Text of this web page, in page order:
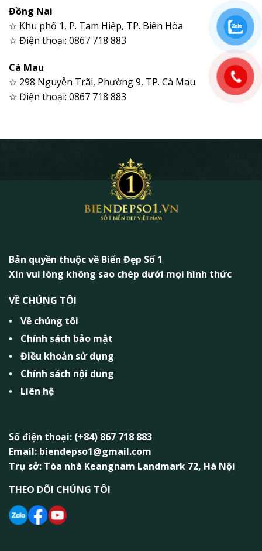
Đồng Nai
☆ Khu phố 1, P. Tam Hiệp, TP. Biên Hòa
☆ Điện thoại: 0867 718 883
Cà Mau
☆ 298 Nguyễn Trãi, Phường 9, TP. Cà Mau
☆ Điện thoại: 0867 718 883
Bản quyền thuộc về Biển Đẹp Số 1
Xin vui lòng không sao chép dưới mọi hình thức
VỀ CHÚNG TÔI
Về chúng tôi
Chính sách bảo mật
Điều khoản sử dụng
Chính sách nội dung
Liên hệ
Số điện thoại: (+84) 867 718 883
Email: biendepso1@gmail.com
Trụ sở: Tòa nhà Keangnam Landmark 72, Hà Nội
THEO DÕI CHÚNG TÔI